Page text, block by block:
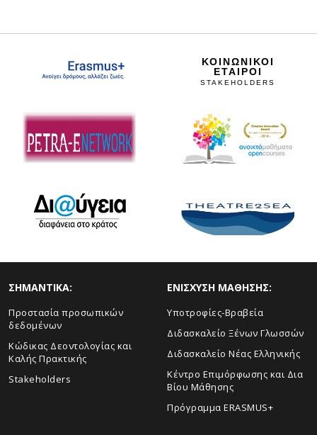
ΚΟΙΝΩΝΙΚΟΙ
ΕΤΑΙΡΟΙ
STAKEHOLDERS
ΣHMANTIKA:
Προστασία προσωπικών
δεδομένων
Κώδικας Δεοντολογίας και
Καλής Πρακτικής
Stakeholders
ΕΝΙΣΧΥΣΗ ΜΑΘΗΣΗΣ:
Yποτροφίες-Βραβεία
Διδασκαλείο Ξένων Γλωσσών
Διδασκαλείο Νέας Ελληνικής
Κέντρο Επιμόρφωσης και Δια
Βίου Μάθησης
Πρόγραμμα ERASMUS+